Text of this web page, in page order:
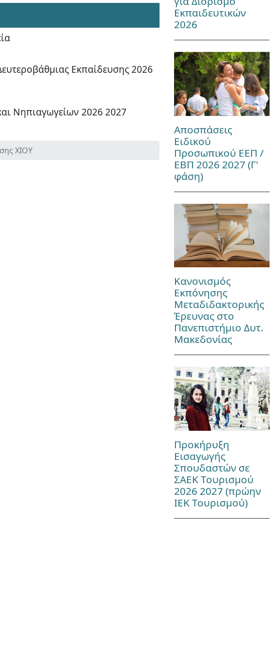
Εκπαίδευσης 2026
Νηπιαγωγείων 2026 2027
ΧΙΟΥ
Εκπαιδευτικών
2026
Αποσπάσεις
Ειδικού
Προσωπικού ΕΕΠ /
ΕΒΠ 2026 2027 (Γ'
φάση)
Κανονισμός
Εκπόνησης
Μεταδιδακτορικής
Έρευνας στο
Πανεπιστήμιο Δυτ.
Μακεδονίας
Προκήρυξη
Εισαγωγής
Σπουδαστών σε
ΣΑΕΚ Τουρισμού
2026 2027 (πρώην
ΙΕΚ Τουρισμού)